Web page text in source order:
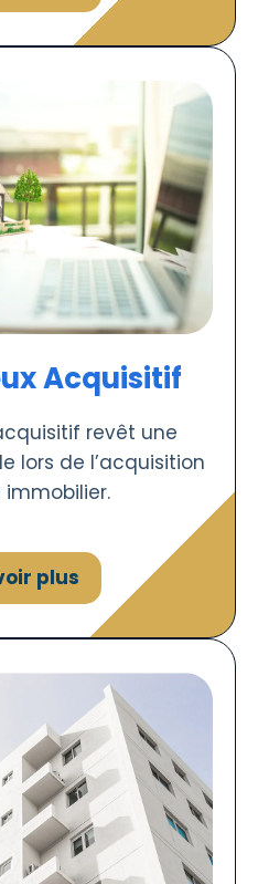
Acquisitif
revêt une
lors de l’acquisition
immobilier.
plus